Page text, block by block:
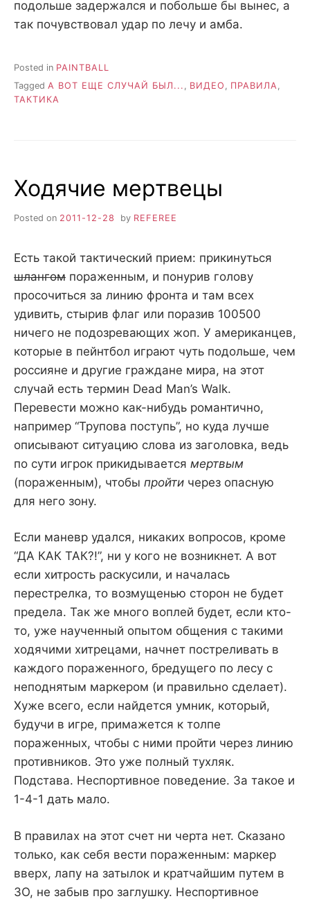
подольше задержался и побольше бы вынес, а
так почувствовал удар по лечу и амба.
Posted in PAINTBALL
Tagged А ВОТ ЕЩЕ СЛУЧАЙ БЫЛ... ВИДЕО ПРАВИЛА
ТАКТИКА
Ходячие мертвецы
Posted on 2011-12-28 by REFEREE
Есть такой тактический прием: прикинуться
шлангом пораженным, и понурив голову
просочиться за линию фронта и там всех
удивить, стырив флаг или поразив 100500
ничего не подозревающих жоп. У американцев,
которые в пейнтбол играют чуть подольше, чем
россияне и другие граждане мира, на этот
случай есть термин Dead Man’s Walk.
Перевести можно как-нибудь романтично,
например “Трупова поступь”, но куда лучше
описывают ситуацию слова из заголовка, ведь
по сути игрок прикидывается мертвым
(пораженным), чтобы пройти через опасную
для него зону.
Если маневр удался, никаких вопросов, кроме
“ДА КАК ТАК?!”, ни у кого не возникнет. А вот
если хитрость раскусили, и началась
перестрелка, то возмущенью сторон не будет
предела. Так же много воплей будет, если кто-
то, уже наученный опытом общения с такими
ходячими хитрецами, начнет постреливать в
каждого пораженного, бредущего по лесу с
неподнятым маркером (и правильно сделает).
Хуже всего, если найдется умник, который,
будучи в игре, примажется к толпе
пораженных, чтобы с ними пройти через линию
противников. Это уже полный тухляк.
Подстава. Неспортивное поведение. За такое и
1-4-1 дать мало.
В правилах на этот счет ни черта нет. Сказано
только, как себя вести пораженным: маркер
вверх, лапу на затылок и кратчайшим путем в
ЗО, не забыв про заглушку. Неспортивное